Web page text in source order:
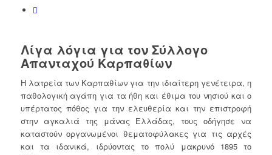
Λίγα λόγια για τον Σύλλογο
Απανταχού Καρπαθίων
Η λατρεία των Καρπαθίων για την ιδιαίτερη γενέτειρα, η
παθολογική αγάπη για τα ήθη και έθιμα του νησιού και ο
υπέρτατος πόθος για την ελευθερία και την επιστροφή
στην αγκαλιά της μάνας Ελλάδας, τους οδήγησε να
καταστούν οργανωμένοι θεματοφύλακες για τις αρχές
και τα ιδανικά, ιδρύοντας το πολύ μακρυνό 1895 το